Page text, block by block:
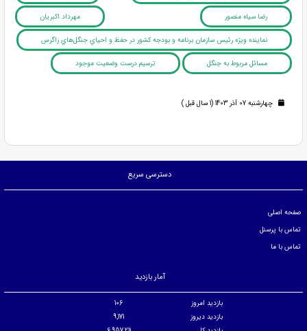
رضا سیاه منصور مهرداد اکبریان
نماينده ويژه رئيس سازمان برنامه و بودجه کشور در حفظ و احياي جنگل‌هاي زاگرس
مسائل مربوط به جنگل ترسیم درست وضعیت موجود
چهارشنبه 07 آذر 1403 (1 سال قبل )
دسترسی سریع
صفحه اصلی
تماس با پرسنل
تماس با ما
آمار بازدید
بازدید امروز
106
بازدید دیروز
9,171